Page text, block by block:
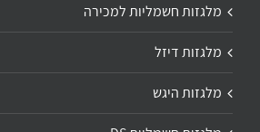
מלגזות חשמליות למכירה
מלגזות דיזל
מלגזות היגש